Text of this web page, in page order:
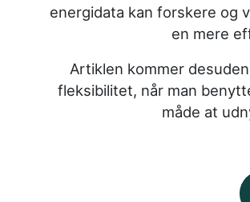
energidata kan forskere og
en mere
Artiklen kommer
fleksibilitet, når man
måde at